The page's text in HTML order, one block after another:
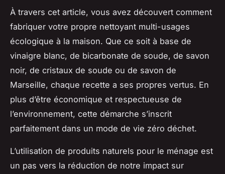
À travers cet article, vous avez découvert comment
fabriquer votre propre nettoyant multi-usages
écologique à la maison. Que ce soit à base de
vinaigre blanc, de bicarbonate de soude, de savon
noir, de cristaux de soude ou de savon de
Marseille, chaque recette a ses propres vertus. En
plus d’être économique et respectueuse de
l’environnement, cette démarche s’inscrit
parfaitement dans un mode de vie zéro déchet.
L’utilisation de produits naturels pour le ménage est
un pas vers la réduction de notre impact sur